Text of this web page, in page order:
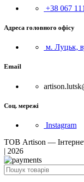
+38 067
Адреса головного офісу
м. Луцьк,
Email
Соц. мережі
Instagram
ТОВ Artison —
| 2026